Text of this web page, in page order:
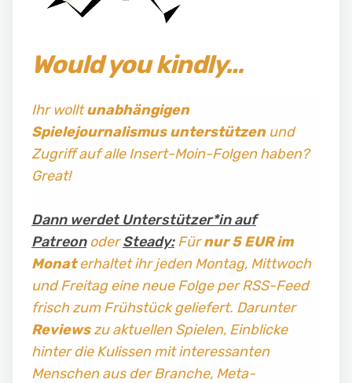
Would you kindly…
Ihr wolltunabhängigen
Spielejournalismus unterstützenund
Zugriff auf alle Insert-Moin-Folgen haben?
Great!
Dann werdet Unterstützer*in auf
PatreonoderSteady:Fürnur 5 EUR im
Monaterhaltet ihr jeden Montag, Mittwoch
und Freitag eine neue Folge per RSS-Feed
frisch zum Frühstück geliefert. Darunter
Reviewszu aktuellen Spielen, Einblicke
hinter die Kulissen mit interessanten
Menschen aus der Branche, Meta-